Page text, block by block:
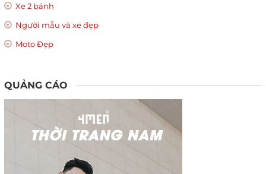
Xe 2 bánh
Người mẫu và xe đẹp
Moto Đẹp
QUẢNG CÁO